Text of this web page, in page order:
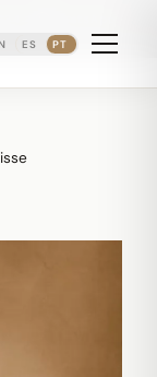
ES PT